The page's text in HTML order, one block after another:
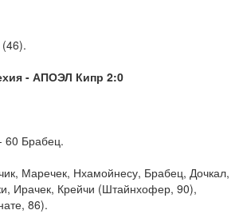
- АПОЭЛ Кипр 2:0
60 Брабец.
Маречек, Нхамойнесу, Брабец, Дочкал,
Ирачек, Крейчи (Штайнхофер, 90),
86).